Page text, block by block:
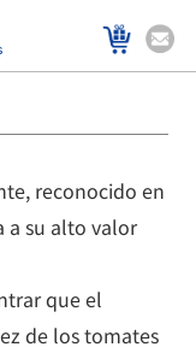
reconocido en
a su alto valor
que el
de los tomates